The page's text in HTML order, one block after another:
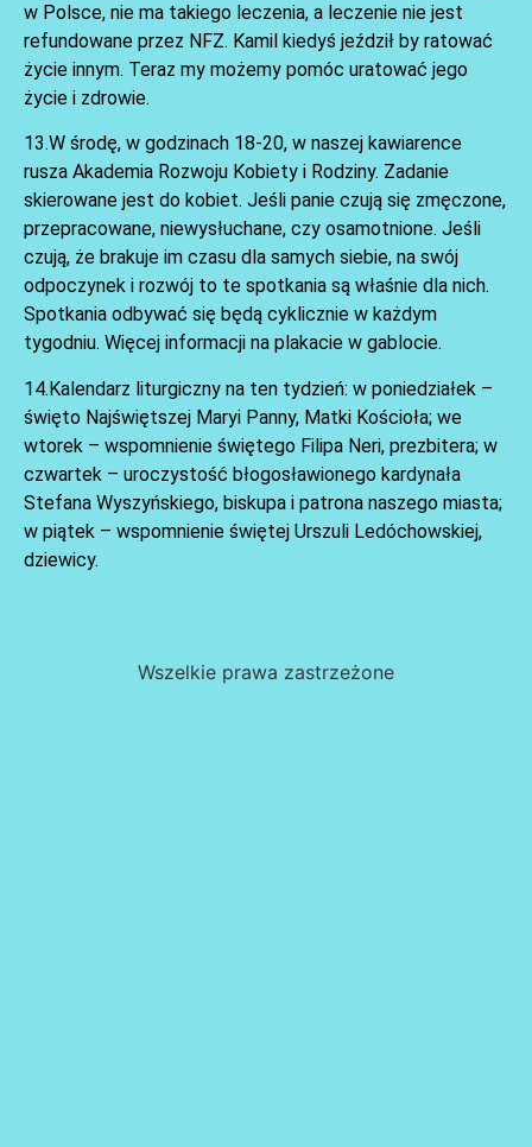
w Polsce, nie ma takiego leczenia, a leczenie nie jest
refundowane przez NFZ. Kamil kiedyś jeździł by ratować
życie innym. Teraz my możemy pomóc uratować jego
życie i zdrowie.
13.W środę, w godzinach 18-20, w naszej kawiarence
rusza Akademia Rozwoju Kobiety i Rodziny. Zadanie
skierowane jest do kobiet. Jeśli panie czują się zmęczone,
przepracowane, niewysłuchane, czy osamotnione. Jeśli
czują, że brakuje im czasu dla samych siebie, na swój
odpoczynek i rozwój to te spotkania są właśnie dla nich.
Spotkania odbywać się będą cyklicznie w każdym
tygodniu. Więcej informacji na plakacie w gablocie.
14.Kalendarz liturgiczny na ten tydzień: w poniedziałek –
święto Najświętszej Maryi Panny, Matki Kościoła; we
wtorek – wspomnienie świętego Filipa Neri, prezbitera; w
czwartek – uroczystość błogosławionego kardynała
Stefana Wyszyńskiego, biskupa i patrona naszego miasta;
w piątek – wspomnienie świętej Urszuli Ledóchowskiej,
dziewicy.
Wszelkie prawa zastrzeżone